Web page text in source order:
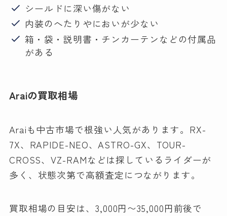
シールドに深い傷がない
内装のへたりやにおいが少ない
箱・袋・説明書・チンカーテンなどの付属品
がある
Araiの買取相場
Araiも中古市場で根強い人気があります。RX-
7X、RAPIDE-NEO、ASTRO-GX、TOUR-
CROSS、VZ-RAMなどは探しているライダーが
多く、状態次第で高額査定につながります。
買取相場の目安は、3,000円〜35,000円前後で